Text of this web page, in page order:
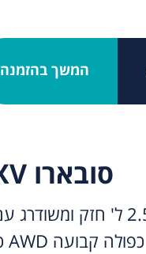
המשך בהזמנה
סובארו XV חדש